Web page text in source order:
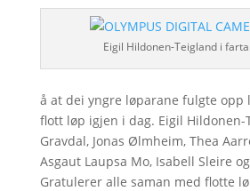
Eigil Hildonen-Teigland i
å at dei yngre løparane fulgte opp
flott løp igjen i dag. Eigil Hildonen-
Gravdal, Jonas Ølmheim, Thea
Asgaut Laupsa Mo, Isabell Sleire
Gratulerer alle saman med flotte